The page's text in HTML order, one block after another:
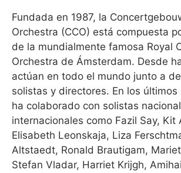
Fundada en 1987, la
Orchestra (CCO) está compuesta
de la mundialmente famosa Royal
Orchestra de Ámsterdam. Desde
actúan en todo el mundo junto a
solistas y directores. En los últimos
ha colaborado con solistas
internacionales como Fazil Say, Kit
Elisabeth Leonskaja, Liza
Altstaedt, Ronald Brautigam,
Stefan Vladar, Harriet Krijgh,